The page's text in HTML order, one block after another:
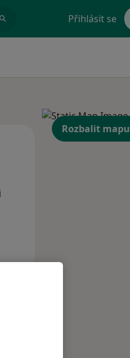
Přihlásit se
Út
Rozbalit mapu